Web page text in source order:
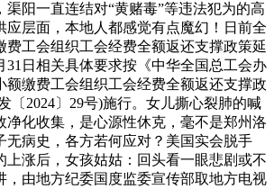
渠阳一直连结对“黄赌毒”等违法犯为的高
应层面，本地人都感觉有点魔幻！日前全
费工会组织工会经费全额返还支撑政策延
31日相关具体要求按《中华全国总工会办
额缴费工会组织工会经费全额返还支撑政
〔2024〕29号)施行。女儿撕心裂肺的喊
净化收集，是心源性休克，毫不是郑州洛
无病史，各方若何应对？美国实会脱手
上涨后，女孩姑姑：回头看一眼悲剧或不
，由地方纪委国度监委宣传部取地方电视